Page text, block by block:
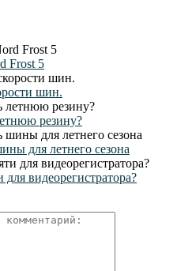
Frost 5
шин.
резину?
для летнего сезона
видеорегистратора?